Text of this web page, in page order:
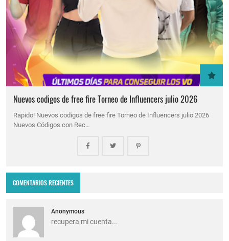
Nuevos codigos de free fire Torneo de Influencers julio 2026
Rapido! Nuevos codigos de free fire Torneo de Influencers julio 2026
Nuevos Códigos con Rec…
COMENTARIOS RECIENTES
Anonymous
recupera mi cuenta...